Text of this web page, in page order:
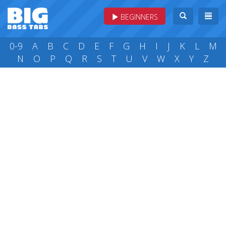
BEGINNERS
0-9 A B C D E F G H I J K L
M
N
O P Q R S T U V W X Y Z